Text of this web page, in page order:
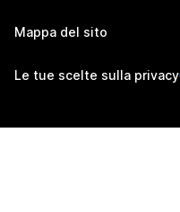
Mappa del sito
Le tue scelte sulla privacy